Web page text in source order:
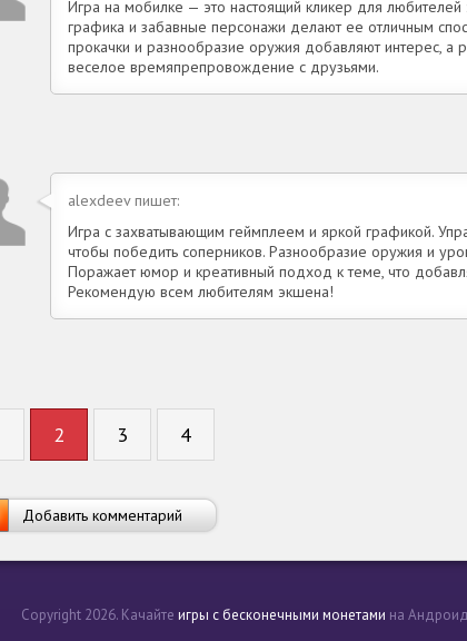
Игра на мобилке — это настоящий кликер для любителей
графика и забавные персонажи делают ее отличным
прокачки и разнообразие оружия добавляют интерес,
веселое времяпрепровождение с друзьями.
alexdeev пишет:
Игра с захватывающим геймплеем и яркой графикой.
чтобы победить соперников. Разнообразие оружия и
Поражает юмор и креативный подход к теме, что
Рекомендую всем любителям экшена!
2 3 4
Добавить комментарий
Copyright 2026. Качайте игры с бесконечными монетами на Андроид